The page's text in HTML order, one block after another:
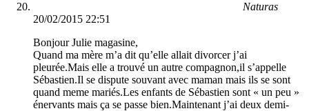
Naturas
20/02/2015 22:51
Bonjour Julie magasine,
Quand ma mère m’a dit qu’elle allait divorcer j’ai
pleurée.Mais elle a trouvé un autre compagnon,il s’appelle
Sébastien.Il se dispute souvant avec maman mais ils se sont
quand meme mariés.Les enfants de Sébastien sont « un peu »
énervants mais ça se passe bien.Maintenant j’ai deux demi-